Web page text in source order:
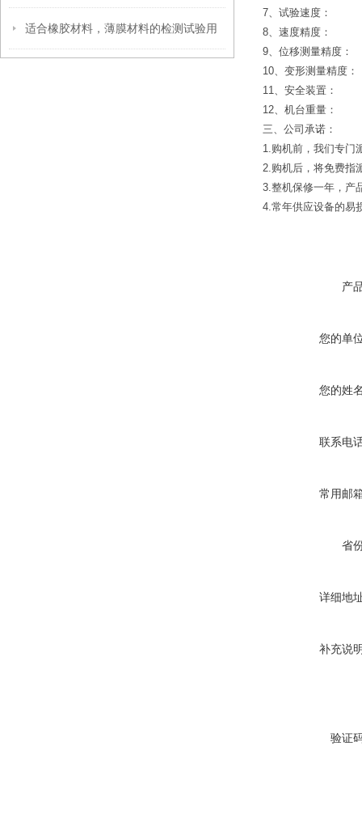
适合橡胶材料，薄膜材料的检测试验用
7、试验速度：
8、速度精度
9、位移测量精
10、变形测量精
11、安全装置：
12、机台重量
三、公司承诺：
1.购机前，我们专门
2.购机后，将免费指
3.整机保修一年，产
4.常年供应设备的易
产
您的单
您的姓
联系电
常用邮
省
详细地
补充说
验证